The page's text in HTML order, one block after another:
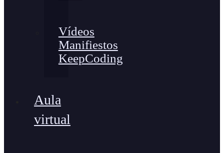
Vídeos
Manifiestos
KeepCoding
Aula
virtual